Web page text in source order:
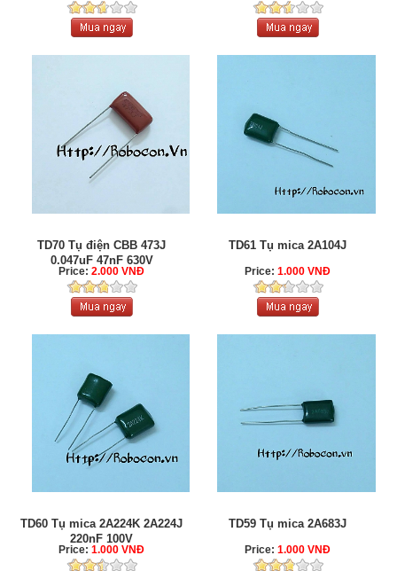
TD70 Tụ điện CBB 473J
0.047uF 47nF 630V
Price:2.000 VNĐ
TD61 Tụ mica 2A104J
Price:1.000 VNĐ
TD60 Tụ mica 2A224K 2A224J
220nF 100V
Price:1.000 VNĐ
TD59 Tụ mica 2A683J
Price:1.000 VNĐ